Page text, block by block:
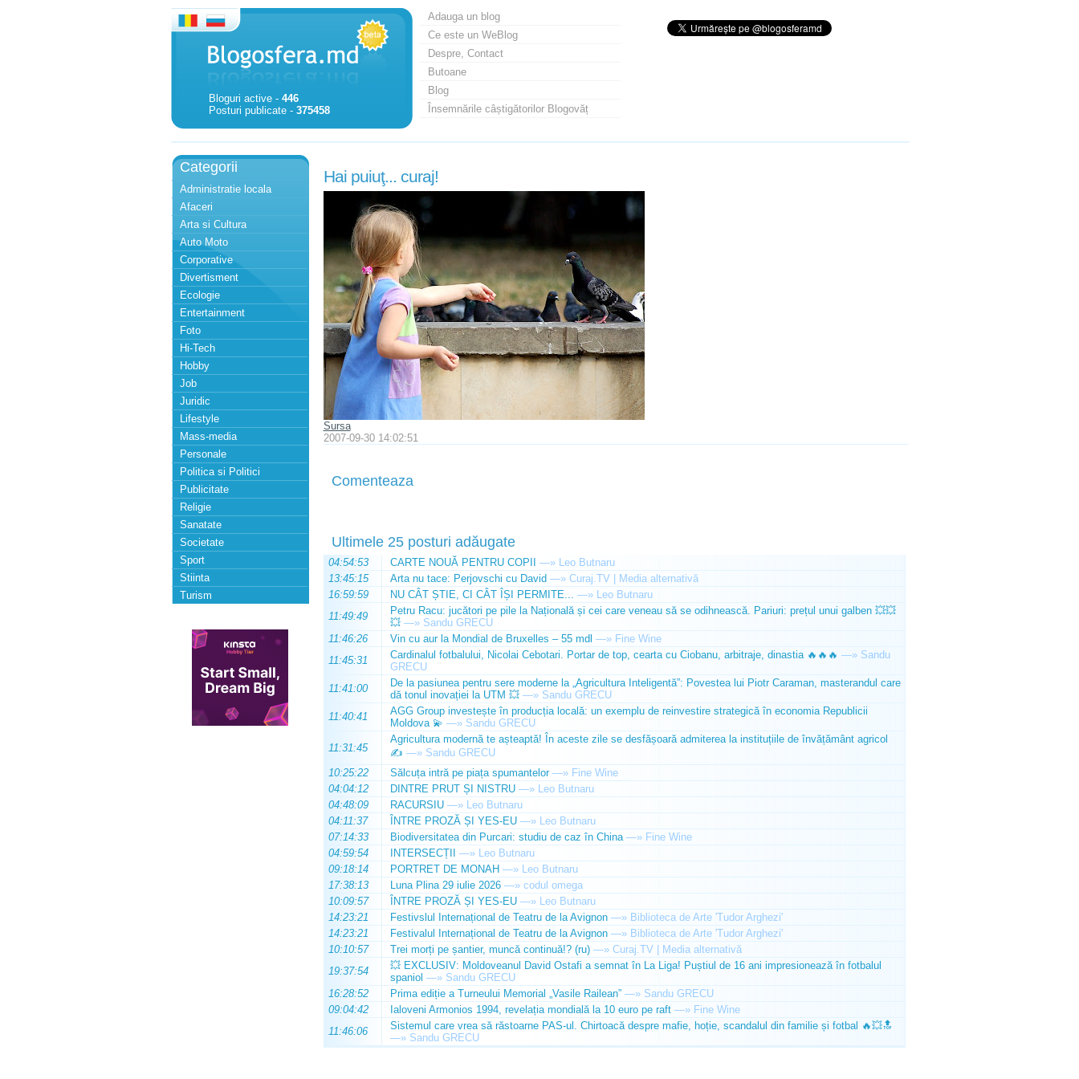
Bloguri active - 446
Posturi publicate - 375458
Adauga un blog
Ce este un WeBlog
Despre, Contact
Butoane
Blog
Însemnările câștigătorilor Blogovăț
Categorii
Administratie locala
Afaceri
Arta si Cultura
Auto Moto
Corporative
Divertisment
Ecologie
Entertainment
Foto
Hi-Tech
Hobby
Job
Juridic
Lifestyle
Mass-media
Personale
Politica si Politici
Publicitate
Religie
Sanatate
Societate
Sport
Stiinta
Turism
Hai puiuţ... curaj!
Sursa
2007-09-30 14:02:51
Comenteaza
Ultimele 25 posturi adăugate
04:54:53 CARTE NOUĂ PENTRU COPII —» Leo Butnaru
13:45:15
Arta nu tace: Perjovschi cu David —» Curaj.TV | Media alternativă
16:59:59
NU CÂT ȘTIE, CI CÂT ÎȘI PERMITE... —» Leo Butnaru
11:49:49
Petru Racu: jucători pe pile la Națională și cei care veneau să se odihnească. Pariuri: prețul unui galben 💥💥
💥 —» Sandu GRECU
11:46:26
Vin cu aur la Mondial de Bruxelles – 55 mdl —» Fine Wine
11:45:31
Cardinalul fotbalului, Nicolai Cebotari. Portar de top, cearta cu Ciobanu, arbitraje, dinastia 🔥🔥🔥 —» Sandu
GRECU
11:41:00
De la pasiunea pentru sere moderne la „Agricultura Inteligentă”: Povestea lui Piotr Caraman, masterandul care
dă tonul inovației la UTM 💥 —» Sandu GRECU
11:40:41
AGG Group investește în producția locală: un exemplu de reinvestire strategică în economia Republicii
Moldova 💫 —» Sandu GRECU
11:31:45
Agricultura modernă te așteaptă! În aceste zile se desfășoară admiterea la instituțiile de învățământ agricol
✍️ —» Sandu GRECU
10:25:22
Sălcuța intră pe piața spumantelor —» Fine Wine
04:04:12
DINTRE PRUT ȘI NISTRU —» Leo Butnaru
04:48:09
RACURSIU —» Leo Butnaru
04:11:37
ÎNTRE PROZĂ ȘI YES-EU —» Leo Butnaru
07:14:33
Biodiversitatea din Purcari: studiu de caz în China —» Fine Wine
04:59:54
INTERSECȚII —» Leo Butnaru
09:18:14
PORTRET DE MONAH —» Leo Butnaru
17:38:13
Luna Plina 29 iulie 2026 —» codul omega
10:09:57
ÎNTRE PROZĂ ȘI YES-EU —» Leo Butnaru
14:23:21
Festivslul Internațional de Teatru de la Avignon —» Biblioteca de Arte 'Tudor Arghezi'
14:23:21
Festivalul Internațional de Teatru de la Avignon —» Biblioteca de Arte 'Tudor Arghezi'
10:10:57
Trei morți pe șantier, muncă continuă!? (ru) —» Curaj.TV | Media alternativă
19:37:54
💥 EXCLUSIV: Moldoveanul David Ostafi a semnat în La Liga! Puștiul de 16 ani impresionează în fotbalul
spaniol —» Sandu GRECU
16:28:52
Prima ediție a Turneului Memorial „Vasile Railean” —» Sandu GRECU
09:04:42
Ialoveni Armonios 1994, revelația mondială la 10 euro pe raft —» Fine Wine
11:46:06
Sistemul care vrea să răstoarne PAS-ul. Chirtoacă despre mafie, hoție, scandalul din familie și fotbal 🔥💥🔝
—» Sandu GRECU